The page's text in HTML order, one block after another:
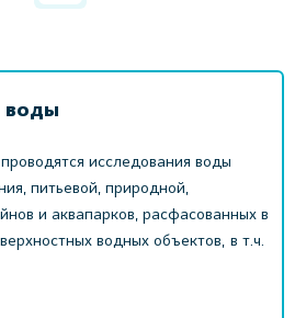
воды
исследования воды
питьевой, природной,
и аквапарков, расфасованных в
водных объектов, в т.ч.